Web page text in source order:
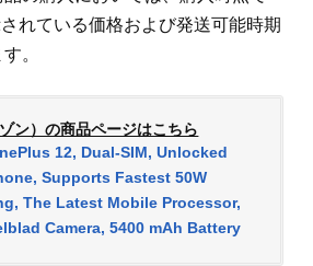
れている価格および発送可能時期
。
ン）の商品ページはこちら
12, Dual-SIM, Unlocked
Supports Fastest 50W
The Latest Mobile Processor,
Camera, 5400 mAh Battery